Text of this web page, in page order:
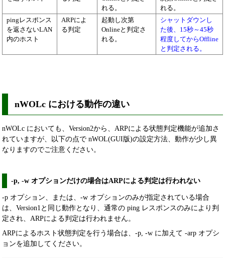
れる。
れる。
pingレスポンス
を返さないLAN
内のホスト
ARPによ
る判定
起動し次第
Onlineと判定さ
れる。
シャットダウンし
た後、15秒～45秒
程度してからOffline
と判定される。
nWOLc における動作の違い
nWOLc においても、Version2から、ARPによる状態判定機能が追加さ
れていますが、以下の点で nWOL(GUI版)の設定方法、動作が少し異
なりますのでご注意ください。
-p, -w オプションだけの場合はARPによる判定は行われない
-p オプション、または、-w オプションのみが指定されている場合
は、Version1と同じ動作となり、通常の ping レスポンスのみにより判
定され、ARPによる判定は行われません。
ARPによるホスト状態判定を行う場合は、-p, -w に加えて -arp オプシ
ョンを追加してください。